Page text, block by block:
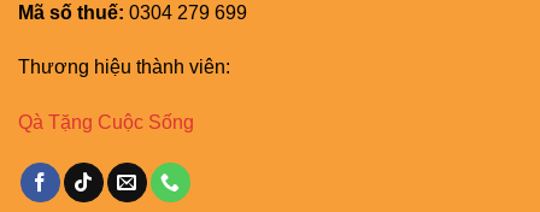
Mã số thuế: 0304 279 699
Thương hiệu thành viên:
Qà Tặng Cuộc Sống